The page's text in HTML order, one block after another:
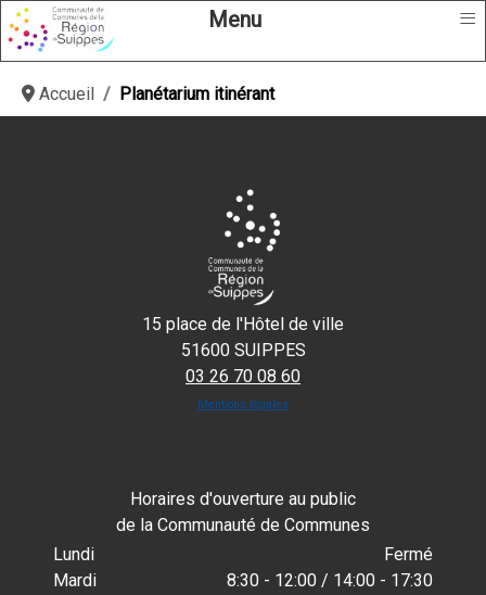
Menu ≡
Accueil Planétarium itinérant
15 place de l'Hôtel de ville
51600 SUIPPES
03 26 70 08 60
Mentions légales
Horaires d'ouverture au public
de la Communauté de Communes
Lundi
Fermé
Mardi
8:30 - 12:00 / 14:00 - 17:30